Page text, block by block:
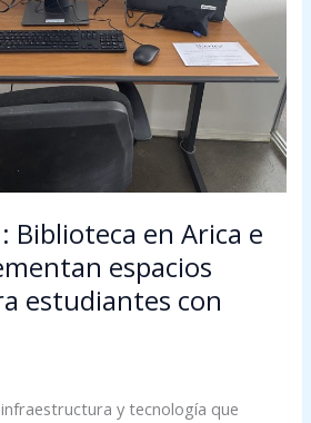
Biblioteca en Arica e
espacios
estudiantes con
y tecnología que